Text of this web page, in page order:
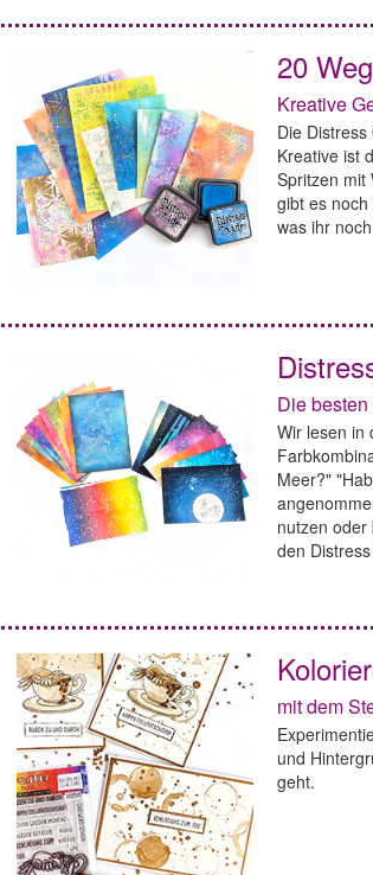
20
Kreative
Die
Kreative ist
Spritzen mit
gibt es
was ihr
Die
Wir lesen in
Meer?"
nutzen
den
mit dem
und
geht.